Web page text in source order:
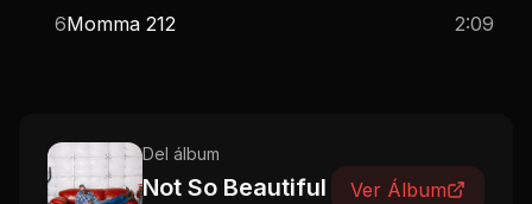
6Momma 212 2:09
Del álbum
Not So Beautiful
Ver Álbum